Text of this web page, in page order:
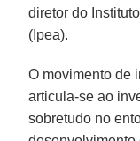
diretor do
(Ipea).
O movimento de
articula-se ao
sobretudo no